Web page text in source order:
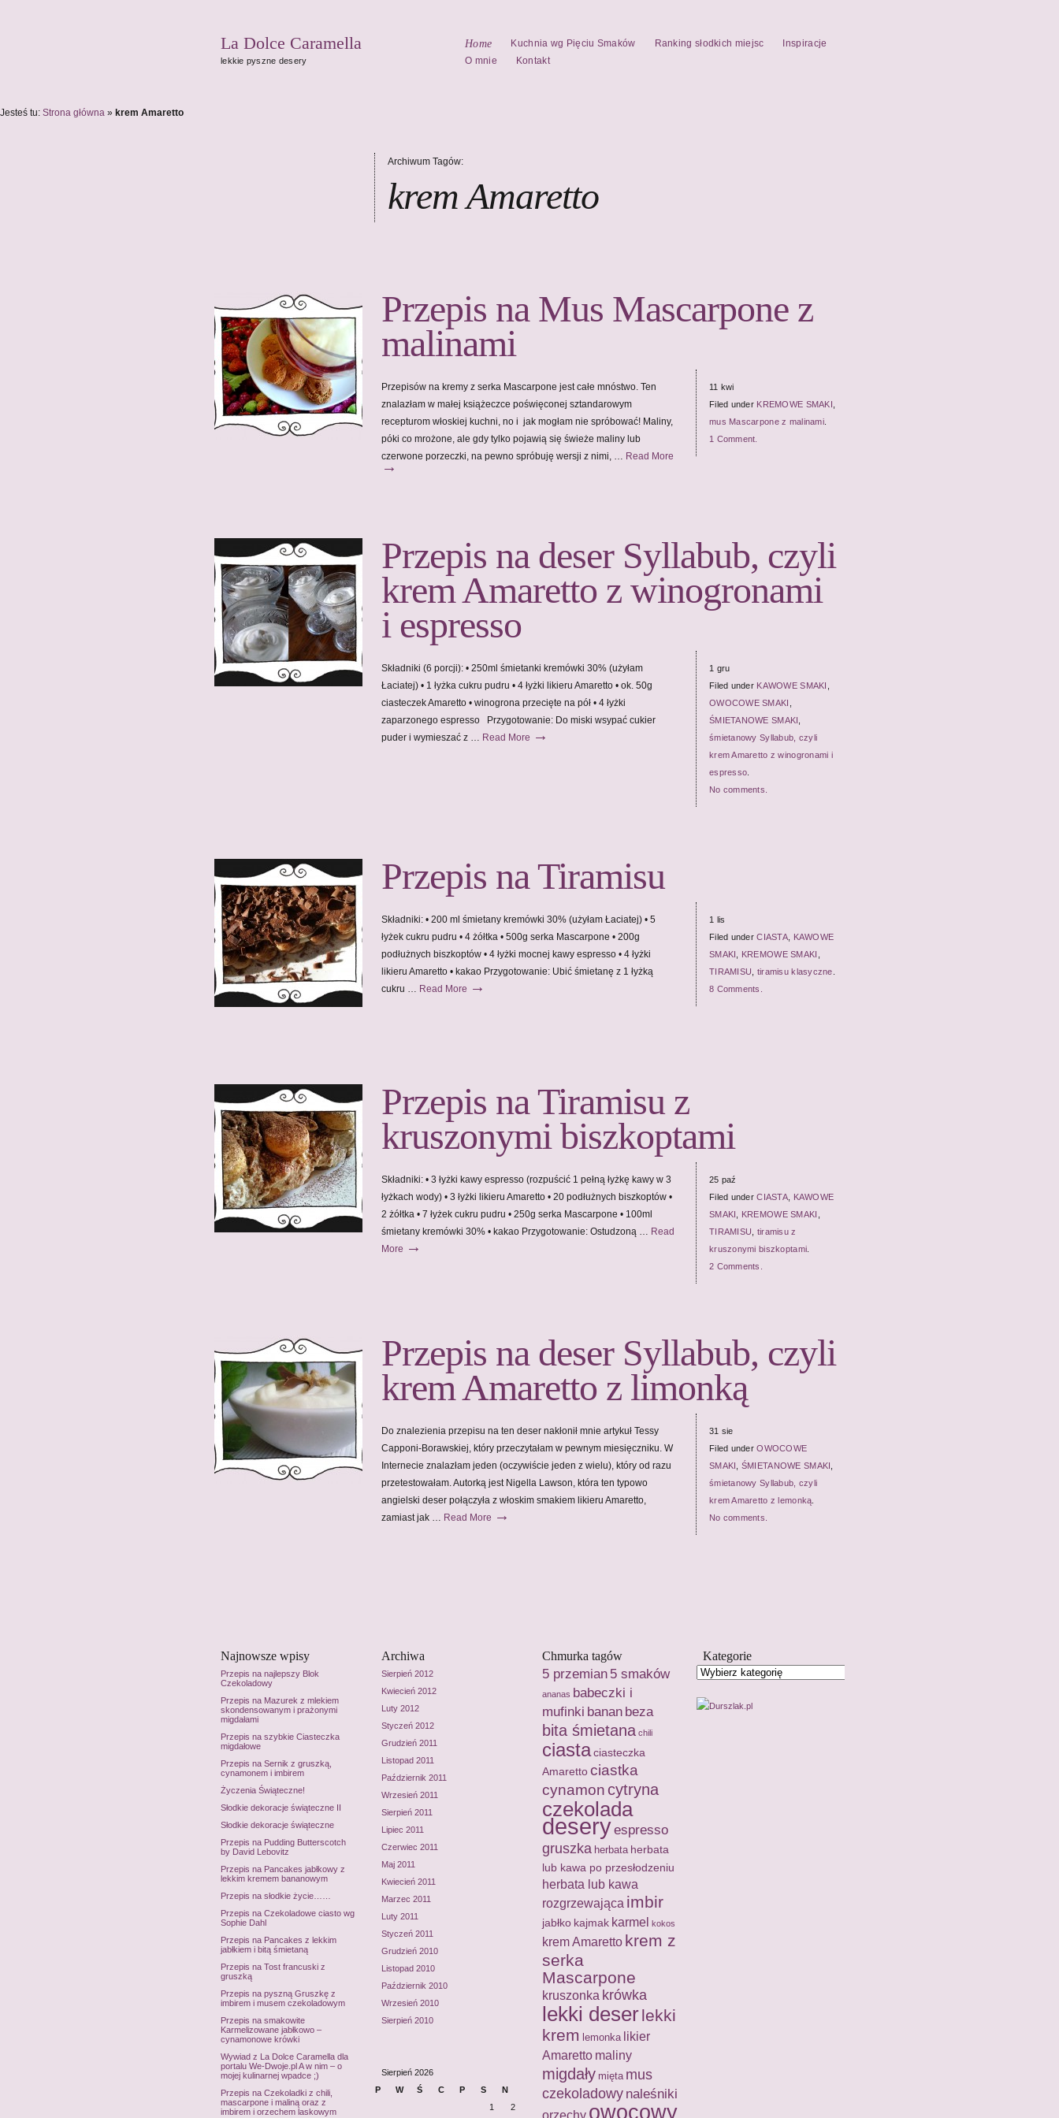
La Dolce Caramella
lekkie pyszne desery
Home Kuchnia wg Pięciu Smaków Ranking słodkich miejsc
Inspiracje
O mnie
Kontakt
Jesteś tu: Strona główna » krem Amaretto
Archiwum Tagów:
krem Amaretto
Przepis na Mus Mascarpone z
malinami
11 kwi
Filed under KREMOWE SMAKI
mus Mascarpone z malinami.
1 Comment.
Przepisów na kremy z serka Mascarpone jest całe mnóstwo. Ten
znalazłam w małej książeczce poświęconej sztandarowym
recepturom włoskiej kuchni, no i jak mogłam nie spróbować! Maliny,
póki co mrożone, ale gdy tylko pojawią się świeże maliny lub
czerwone porzeczki, na pewno spróbuję wersji z nimi, … Read More
→
Przepis na deser Syllabub, czyli
krem Amaretto z winogronami
i espresso
1 gru
Filed under KAWOWE SMAKI
OWOCOWE SMAKI
ŚMIETANOWE SMAKI
śmietanowy Syllabub, czyli
krem Amaretto z winogronami i
espresso
No comments.
Składniki (6 porcji): • 250ml śmietanki kremówki 30% (użyłam
Łaciatej) • 1 łyżka cukru pudru • 4 łyżki likieru Amaretto • ok. 50g
ciasteczek Amaretto • winogrona przecięte na pół • 4 łyżki
zaparzonego espresso Przygotowanie: Do miski wsypać cukier
puder i wymieszać z … Read More →
Przepis na Tiramisu
1 lis
Filed underCIASTA,
KAWOWE
SMAKI
KREMOWE SMAKI
TIRAMISU
tiramisu klasyczne
8 Comments.
Składniki: • 200 ml śmietany kremówki 30% (użyłam Łaciatej) • 5
łyżek cukru pudru • 4 żółtka • 500g serka Mascarpone • 200g
podłużnych biszkoptów • 4 łyżki mocnej kawy espresso • 4 łyżki
likieru Amaretto • kakao Przygotowanie: Ubić śmietanę z 1 łyżką
cukru … Read More →
Przepis na Tiramisu z
kruszonymi biszkoptami
25 paź
Filed underCIASTA,
KAWOWE
SMAKI
KREMOWE SMAKI
TIRAMISU
tiramisu z
kruszonymi biszkoptami
2 Comments.
Składniki: • 3 łyżki kawy espresso (rozpuścić 1 pełną łyżkę kawy w 3
łyżkach wody) • 3 łyżki likieru Amaretto • 20 podłużnych biszkoptów •
2 żółtka • 7 łyżek cukru pudru • 250g serka Mascarpone • 100ml
śmietany kremówki 30% • kakao Przygotowanie: Ostudzoną … Read
More →
Przepis na deser Syllabub, czyli
krem Amaretto z limonką
31 sie
Filed underOWOCOWE
SMAKI
ŚMIETANOWE SMAKI
śmietanowy Syllabub, czyli
krem Amaretto z lemonką
No comments.
Do znalezienia przepisu na ten deser nakłonił mnie artykuł Tessy
Capponi-Borawskiej, który przeczytałam w pewnym miesięczniku. W
Internecie znalazłam jeden (oczywiście jeden z wielu), który od razu
przetestowałam. Autorką jest Nigella Lawson, która ten typowo
angielski deser połączyła z włoskim smakiem likieru Amaretto,
zamiast jak … Read More →
Najnowsze wpisy
Przepis na najlepszy Blok
Czekoladowy
Przepis na Mazurek z mlekiem
skondensowanym i prażonymi
migdałami
Przepis na szybkie Ciasteczka
migdałowe
Przepis na Sernik z gruszką,
cynamonem i imbirem
Życzenia Świąteczne!
Słodkie dekoracje świąteczne II
Słodkie dekoracje świąteczne
Przepis na Pudding Butterscotch
by David Lebovitz
Przepis na Pancakes jabłkowy z
lekkim kremem bananowym
Przepis na słodkie życie……
Przepis na Czekoladowe ciasto wg
Sophie Dahl
Przepis na Pancakes z lekkim
jabłkiem i bitą śmietaną
Przepis na Tost francuski z
gruszką
Przepis na pyszną Gruszkę z
imbirem i musem czekoladowym
Przepis na smakowite
Karmelizowane jabłkowo –
cynamonowe krówki
Wywiad z La Dolce Caramella dla
portalu We-Dwoje.pl A w nim – o
mojej kulinarnej wpadce ;)
Przepis na Czekoladki z chili,
mascarpone i maliną oraz z
imbirem i orzechem laskowym
Archiwa
Sierpień 2012
Kwiecień 2012
Luty 2012
Styczeń 2012
Grudzień 2011
Listopad 2011
Październik 2011
Wrzesień 2011
Sierpień 2011
Lipiec 2011
Czerwiec 2011
Maj 2011
Kwiecień 2011
Marzec 2011
Luty 2011
Styczeń 2011
Grudzień 2010
Listopad 2010
Październik 2010
Wrzesień 2010
Sierpień 2010
Sierpień 2026
P
W Ś C P S
N
1
2
Chmurka tagów
5 przemian 5 smaków
ananas babeczki i
mufinki banan beza
bita śmietana chili
ciastaciasteczka
Amarettociastka
cynamoncytryna
czekolada
deseryespresso
gruszka herbata herbata
lub kawa po przesłodzeniu
herbata lub kawa
rozgrzewająca imbir
jabłko kajmak karmel kokos
krem Amaretto krem z
serka
Mascarpone
kruszonka krówka
lekki deserlekki
krem lemonka likier
Amaretto maliny
migdały mięta mus
czekoladowy naleśniki
orzechy owocowy
Kategorie